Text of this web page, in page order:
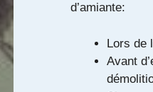
d’amiante:
Lors de
Avant